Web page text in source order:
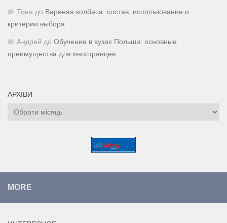
Тоня до Вареная колбаса: состав, использование и
критерии выбора
Андрей до Обучение в вузах Польши: основные
преимущества для иностранцев
АРХІВИ
Архіви
MORE